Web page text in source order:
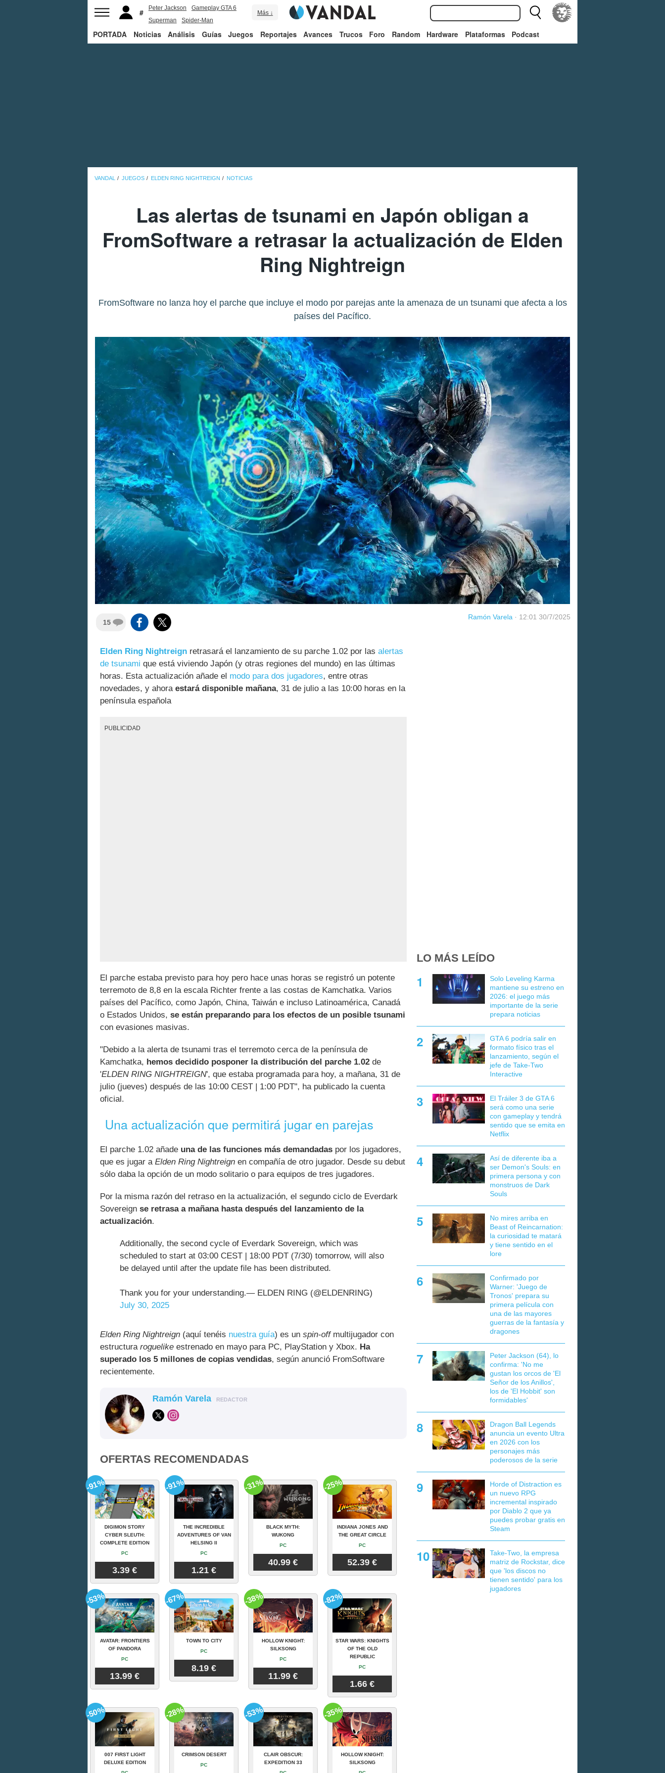
Peter Jackson
Gameplay GTA 6
Superman
Spider-Man
Más ↓
PORTADA Noticias Análisis Guías Juegos Reportajes Avances Trucos Foro Random Hardware Plataformas Podcast
VANDAL JUEGOS ELDEN RING NIGHTREIGN NOTICIAS
Las alertas de tsunami en Japón obligan a
FromSoftware a retrasar la actualización de Elden
Ring Nightreign
FromSoftware no lanza hoy el parche que incluye el modo por parejas ante la amenaza de un tsunami que afecta a los
países del Pacífico.
15
Ramón Varela · 12:01 30/7/2025
Elden Ring Nightreign retrasará el lanzamiento de su parche 1.02 por las alertas
de tsunami que está viviendo Japón (y otras regiones del mundo) en las últimas
horas. Esta actualización añade el modo para dos jugadores, entre otras
novedades, y ahora estará disponible mañana, 31 de julio a las 10:00 horas en la
península española
PUBLICIDAD
El parche estaba previsto para hoy pero hace unas horas se registró un potente
terremoto de 8,8 en la escala Richter frente a las costas de Kamchatka. Varios
países del Pacífico, como Japón, China, Taiwán e incluso Latinoamérica, Canadá
o Estados Unidos, se están preparando para los efectos de un posible tsunami
con evasiones masivas.
"Debido a la alerta de tsunami tras el terremoto cerca de la península de
Kamchatka, hemos decidido posponer la distribución del parche 1.02 de
'ELDEN RING NIGHTREIGN', que estaba programada para hoy, a mañana, 31 de
julio (jueves) después de las 10:00 CEST | 1:00 PDT", ha publicado la cuenta
oficial.
Una actualización que permitirá jugar en parejas
El parche 1.02 añade una de las funciones más demandadas por los jugadores,
que es jugar a Elden Ring Nightreign en compañía de otro jugador. Desde su debut
sólo daba la opción de un modo solitario o para equipos de tres jugadores.
Por la misma razón del retraso en la actualización, el segundo ciclo de Everdark
Sovereign se retrasa a mañana hasta después del lanzamiento de la
actualización.
Additionally, the second cycle of Everdark Sovereign, which was
scheduled to start at 03:00 CEST | 18:00 PDT (7/30) tomorrow, will also
be delayed until after the update file has been distributed.
Thank you for your understanding.— ELDEN RING (@ELDENRING)
July 30, 2025
Elden Ring Nightreign (aquí tenéis nuestra guía) es un spin-offmultijugador con
estructura roguelike estrenado en mayo para PC, PlayStation y Xbox. Ha
superado los 5 millones de copias vendidas, según anunció FromSoftware
recientemente.
Ramón Varela REDACTOR
OFERTAS RECOMENDADAS
DIGIMON STORY
CYBER SLEUTH:
COMPLETE EDITION
PC
3.39 €
-91%
THE INCREDIBLE
ADVENTURES OF VAN
HELSING II
PC
1.21 €
-91%
BLACK MYTH:
WUKONG
PC
40.99 €
-31%
INDIANA JONES AND
THE GREAT CIRCLE
PC
52.39 €
-25%
AVATAR: FRONTIERS
OF PANDORA
PC
13.99 €
-53%
TOWN TO CITY
PC
8.19 €
-67%
HOLLOW KNIGHT:
SILKSONG
PC
11.99 €
-38%
STAR WARS: KNIGHTS
OF THE OLD
REPUBLIC
PC
1.66 €
-82%
007 FIRST LIGHT
DELUXE EDITION
-50%
CRIMSON DESERT
PC
-28%
CLAIR OBSCUR:
EXPEDITION 33
-53%
HOLLOW KNIGHT:
SILKSONG
-35%
LO MÁS LEÍDO
Solo Leveling Karma
mantiene su estreno en
2026: el juego más
importante de la serie
prepara noticias
GTA 6 podría salir en
formato físico tras el
lanzamiento, según el
jefe de Take-Two
Interactive
El Tráiler 3 de GTA 6
será como una serie
con gameplay y tendrá
sentido que se emita en
Netflix
Así de diferente iba a
ser Demon's Souls: en
primera persona y con
monstruos de Dark
Souls
No mires arriba en
Beast of Reincarnation:
la curiosidad te matará
y tiene sentido en el
lore
Confirmado por
Warner: 'Juego de
Tronos' prepara su
primera película con
una de las mayores
guerras de la fantasía y
dragones
Peter Jackson (64), lo
confirma: 'No me
gustan los orcos de 'El
Señor de los Anillos',
los de 'El Hobbit' son
formidables'
Dragon Ball Legends
anuncia un evento Ultra
en 2026 con los
personajes más
poderosos de la serie
Horde of Distraction es
un nuevo RPG
incremental inspirado
por Diablo 2 que ya
puedes probar gratis en
Steam
Take-Two, la empresa
matriz de Rockstar, dice
que 'los discos no
tienen sentido' para los
jugadores